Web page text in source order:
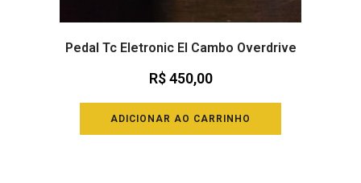
Pedal Tc Eletronic El Cambo Overdrive
R$450,00
ADICIONAR AO CARRINHO